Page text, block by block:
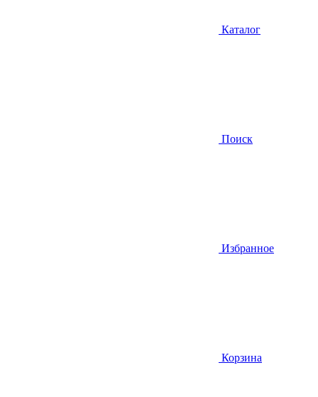
Каталог
Поиск
Избранное
Корзина